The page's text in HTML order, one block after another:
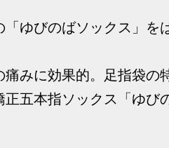
ゆびのばソックス」を
みに効果的。足指袋の
五本指ソックス「ゆび